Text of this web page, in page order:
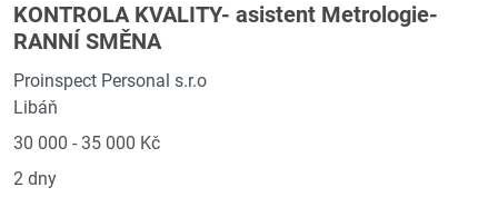
KONTROLA KVALITY- asistent Metrologie-
RANNÍ SMĚNA
Proinspect Personal s.r.o
Libáň
30 000 - 35 000 Kč
2 dny